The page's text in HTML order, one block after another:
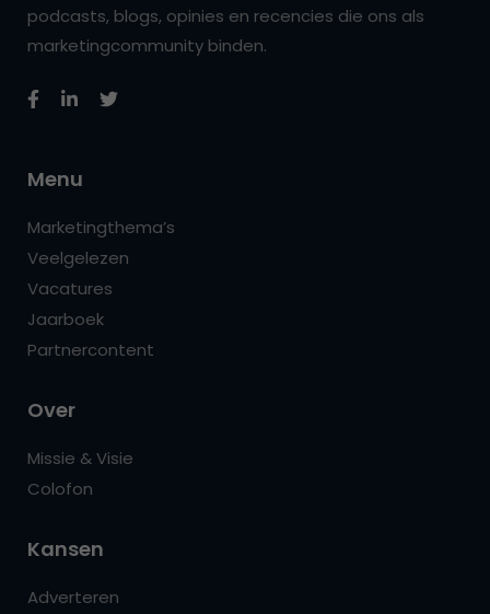
podcasts, blogs, opinies en recencies die ons als
marketingcommunity binden.
Menu
Marketingthema’s
Veelgelezen
Vacatures
Jaarboek
Partnercontent
Over
Missie & Visie
Colofon
Kansen
Adverteren